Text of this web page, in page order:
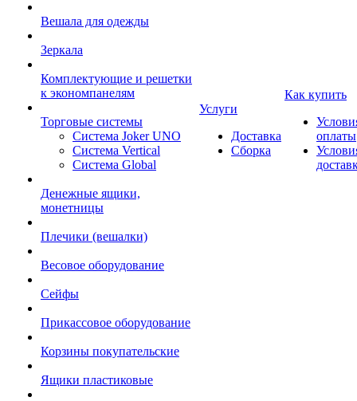
Вешала для одежды
Зеркала
Комплектующие и решетки
к экономпанелям
Торговые системы
Система Joker UNO
Система Vertical
Система Global
Денежные ящики,
монетницы
Плечики (вешалки)
Весовое оборудование
Сейфы
Прикассовое оборудование
Корзины покупательские
Ящики пластиковые
Услуги
Доставка
Сборка
Как купить
оплаты